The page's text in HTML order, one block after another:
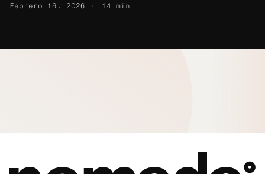
Febrero 16, 2026 14 min